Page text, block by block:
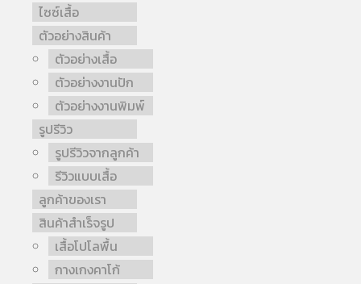
ไซซ์เสื้อ
ตัวอย่างสินค้า
ตัวอย่างเสื้อ
ตัวอย่างงานปัก
ตัวอย่างงานพิมพ์
รูปรีวิว
รูปรีวิวจากลูกค้า
รีวิวแบบเสื้อ
ลูกค้าของเรา
สินค้าสำเร็จรูป
เสื้อโปโลพื้น
กางเกงคาโก้